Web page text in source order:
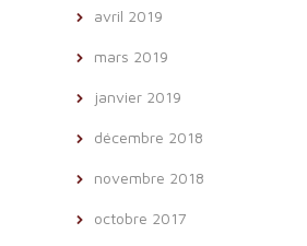
avril 2019
mars 2019
janvier 2019
décembre 2018
novembre 2018
octobre 2017